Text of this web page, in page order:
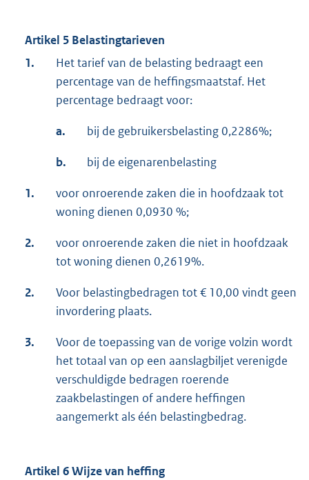
Artikel 5 Belastingtarieven
1.
Het tarief van de belasting bedraagt een
percentage van de heffingsmaatstaf. Het
percentage bedraagt voor:
a. bij de gebruikersbelasting 0,2286%;
b. bij de eigenarenbelasting
1.
voor onroerende zaken die in hoofdzaak tot
woning dienen 0,0930 %;
2.
voor onroerende zaken die niet in hoofdzaak
tot woning dienen 0,2619%.
2.
Voor belastingbedragen tot € 10,00 vindt geen
invordering plaats.
3.
Voor de toepassing van de vorige volzin wordt
het totaal van op een aanslagbiljet verenigde
verschuldigde bedragen roerende
zaakbelastingen of andere heffingen
aangemerkt als één belastingbedrag.
Artikel 6 Wijze van heffing